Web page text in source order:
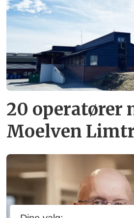
20 operatører
Moelven